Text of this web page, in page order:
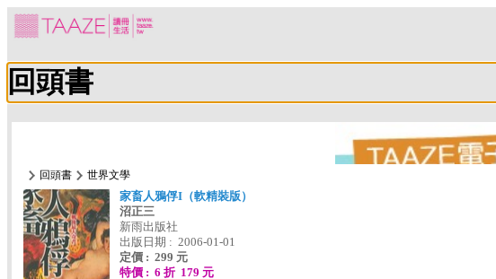
回頭書
回頭書
世界文學
家畜人鴉俘I（軟精裝版）
沼正三
新雨出版社
出版日期 : 2006-01-01
定價 : 299 元
特價 : 6 折 179 元